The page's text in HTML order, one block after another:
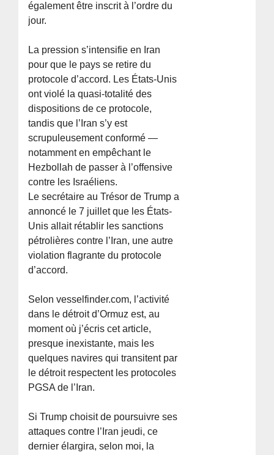
également être inscrit à l’ordre du
jour.
La pression s’intensifie en Iran
pour que le pays se retire du
protocole d’accord. Les États-Unis
ont violé la quasi-totalité des
dispositions de ce protocole,
tandis que l’Iran s’y est
scrupuleusement conformé —
notamment en empêchant le
Hezbollah de passer à l’offensive
contre les Israéliens.
Le secrétaire au Trésor de Trump a
annoncé le 7 juillet que les États-
Unis allait rétablir les sanctions
pétrolières contre l’Iran, une autre
violation flagrante du protocole
d’accord.
Selon vesselfinder.com, l’activité
dans le détroit d’Ormuz est, au
moment où j’écris cet article,
presque inexistante, mais les
quelques navires qui transitent par
le détroit respectent les protocoles
PGSA de l’Iran.
Si Trump choisit de poursuivre ses
attaques contre l’Iran jeudi, ce
dernier élargira, selon moi, la